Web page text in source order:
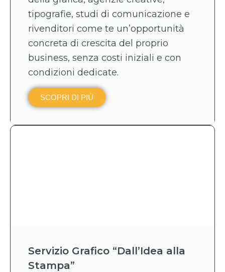
tipografie, studi di comunicazione e
rivenditori come te un’opportunità
concreta di crescita del proprio
business, senza costi iniziali e con
condizioni dedicate.
SCOPRI DI PIÙ
Servizio Grafico “Dall’Idea alla
Stampa”